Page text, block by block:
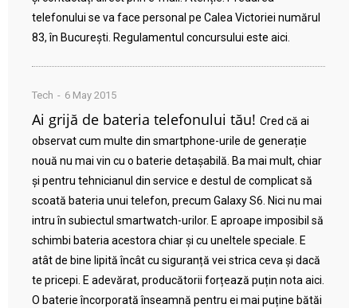
telefonului se va face personal pe Calea Victoriei numărul
83, în București. Regulamentul concursului este aici.
Tech 6 May 2015
Ai grijă de bateria telefonului tău! Cred că ai
observat cum multe din smartphone-urile de generație
nouă nu mai vin cu o baterie detașabilă. Ba mai mult, chiar
și pentru tehnicianul din service e destul de complicat să
scoată bateria unui telefon, precum Galaxy S6. Nici nu mai
intru în subiectul smartwatch-urilor. E aproape imposibil să
schimbi bateria acestora chiar și cu uneltele speciale. E
atât de bine lipită încât cu siguranță vei strica ceva și dacă
te pricepi. E adevărat, producătorii forțează puțin nota aici.
O baterie încorporată înseamnă pentru ei mai puține bătăi